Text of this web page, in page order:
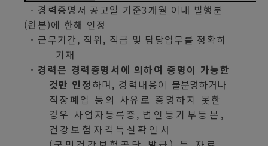
- 경력증명서 공고일 기준3개월 이내 발행분
(원본)에 한해 인정
- 근무기간, 직위 , 직급 및 담당업무를 정확히
기재
- 경력은 경력증명서에 의하여 증명이 가능한
것만 인정하며, 경력내용이 불분명하거나
직장폐업 등의 사유로 증명하지 못한
경우 사업자등록증, 법인등기부등본 ,
건강보험자격득실확인서